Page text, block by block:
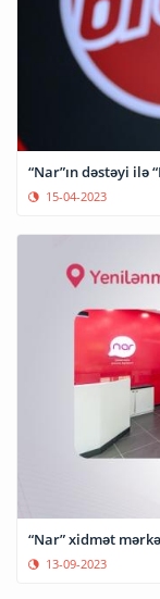
“Nar”ın dəstəyi ilə
15-04-2023
“Nar” xidmət
13-09-2023